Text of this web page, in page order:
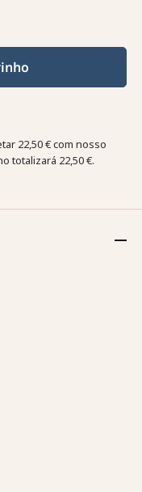
22,50 €com nosso
totalizará 22,50 €.